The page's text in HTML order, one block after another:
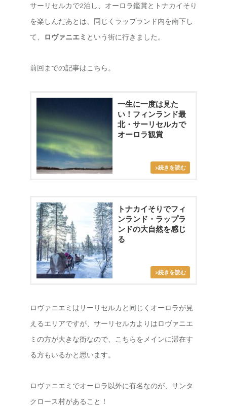
サーリセルカで2泊し、オーロラ鑑賞とトナカイそり
を楽しんだあとは、同じくラップランド内を南下し
て、
ロヴァニエミ という街に行きました。
前回までの記事はこちら。
一生に一度は見た
い！フィンランド最
北・サーリセルカで
オーロラ観賞
トナカイそりでフィ
ンランド・ラップラ
ンドの大自然を感じ
る
ロヴァニエミはサーリセルカと同じくオーロラが見
えるエリアですが、サーリセルカよりはロヴァニエ
ミの方が大きな街なので、こちらをメインに滞在す
る方もいるかと思います。
ロヴァニエミでオーロラ以外に有名なのが、サンタ
クロース村があること！